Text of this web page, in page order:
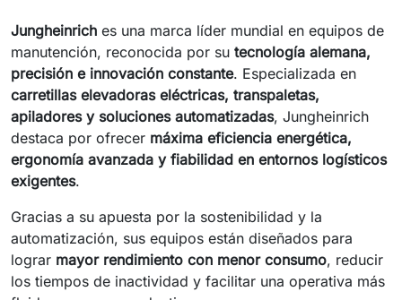
Jungheinrich es una marca líder mundial en equipos de
manutención, reconocida por su tecnología alemana,
precisión e innovación constante. Especializada en
carretillas elevadoras eléctricas, transpaletas,
apiladores y soluciones automatizadas, Jungheinrich
destaca por ofrecer máxima eficiencia energética,
ergonomía avanzada y fiabilidad en entornos logísticos
exigentes.
Gracias a su apuesta por la sostenibilidad y la
automatización, sus equipos están diseñados para
lograr mayor rendimiento con menor consumo, reducir
los tiempos de inactividad y facilitar una operativa más